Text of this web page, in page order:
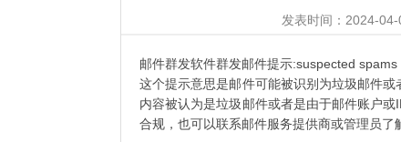
发表时间：2024-
邮件群发软件群发邮件提示:suspected
这个提示意思是邮件可能被识别为垃圾邮件
内容被认为是垃圾邮件或者是由于邮件账户
合规，也可以联系邮件服务提供商或管理员了